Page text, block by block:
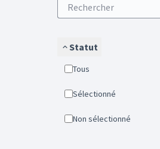
Statut
Tous
Sélectionné
Non sélectionné